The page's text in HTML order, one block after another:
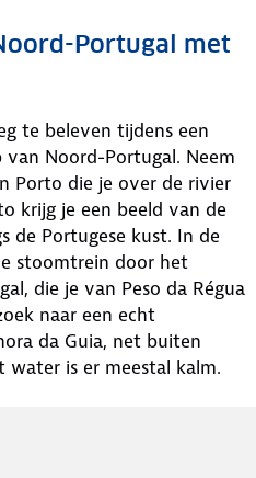
Portugal met
te beleven tijdens een
Noord-Portugal. Neem
Porto die je over de rivier
krijg je een beeld van de
de Portugese kust. In de
stoomtrein door het
die je van Peso da Régua
naar een echt
da Guia, net buiten
water is er meestal kalm.